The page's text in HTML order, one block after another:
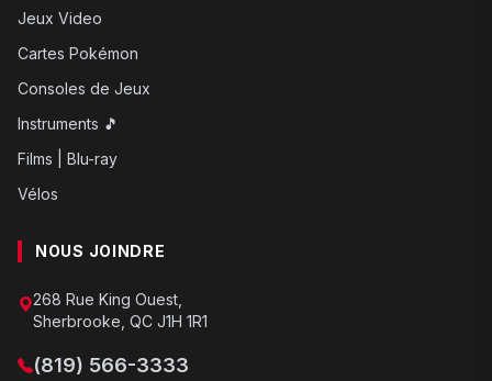
Jeux Video
Cartes Pokémon
Consoles de Jeux
Instruments 🎵
Films | Blu-ray
Vélos
NOUS JOINDRE
268 Rue King Ouest,
Sherbrooke, QC J1H 1R1
(819) 566-3333